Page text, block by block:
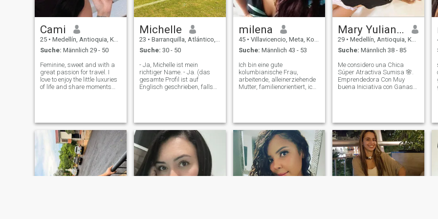
unbedingt zuverlässig.
Wenn es das ist, wonach du
obwohl ich keine Haustiere
habe, wenn ich Hunde mag.
Cami
25 • Medellín, Antioquia, Kolumbien
Suche: Männlich 29 - 50
Feminine, sweet and with a
great passion for travel. I
love to enjoy the little luxuries
of life and share moments
know what we are looking fo
Michelle
23 • Barranquilla, Atlántico, Kolumbien
Suche: 30 - 50
- Ja, Michelle ist mein
richtiger Name. - Ja. (das
gesamte Profil ist auf
Englisch geschrieben, falls
komisch klingen könnte) Ich
bin hier Ich weiß, was ich
wert bin, ich schätze
Authentizität, und ich weiß
jemanden zu schätzen, der
gerne die Führung
übernimmt und weiß, wie
man eine Frau verwöhnt, die
milena
45 • Villavicencio, Meta, Kolumbien
Suche: Männlich 43 - 53
Ich bin eine gute
kolumbianische Frau,
arbeitende, alleinerziehende
Mutter, familienorientiert, ich
kümmert. Ich bin körperlich
attraktiv, aber meine Art zu
sein ist viel attraktiver und
wertvoller und mit viel Liebe
und Fürsorge zu geben.
Mary Yuliana Rojas
29 • Medellín, Antioquia, Kolumbien
Suche: Männlich 38 - 85
Me considero una Chica
Súper Atractiva Sumisa 🌸.
Emprendedora Con Muy
buena Iniciativa con Ganas
respetuosa , Humilde De
familia Con Valores